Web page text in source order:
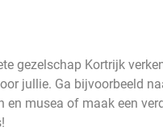
gezelschap Kortrijk
jullie. Ga bijvoorbeeld
en musea of maak een